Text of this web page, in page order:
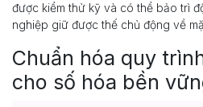
được kiểm thử kỹ và có thể bảo trì
nghiệp giữ được thế chủ động về
Chuẩn hóa quy
cho số hóa bền